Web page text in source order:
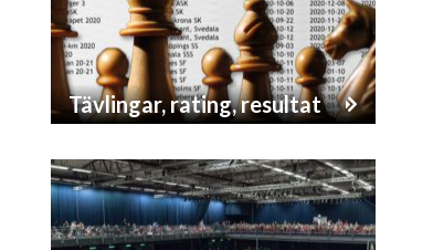
Tävlingar, rating, resultat